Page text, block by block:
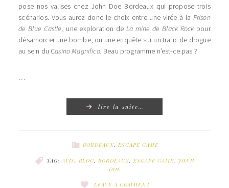
pose nos valises chez John Doe Bordeaux qui propose trois
scénarios. Vous aurez donc le choix entre une virée à la Prison
de Blue Castle, une exploration de La mine de Black Rock pour
désamorcer une bombe, ou une enquête sur un trafic de drogue
au sein du Casino Magnifico. Beau programme n’est-ce pas ?
…
lire la suite…
BORDEAUX, ESCAPE GAME
TAG: AVIS BLOG, BORDEAUX, ESCAPE GAME,
JONH
DOE
LEAVE A COMMENT